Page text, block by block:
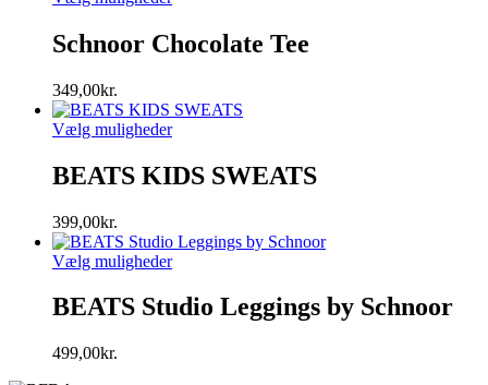
Schnoor Chocolate Tee
349,00kr.
Vælg muligheder
BEATS KIDS SWEATS
399,00kr.
Vælg muligheder
BEATS Studio Leggings by Schnoor
499,00kr.